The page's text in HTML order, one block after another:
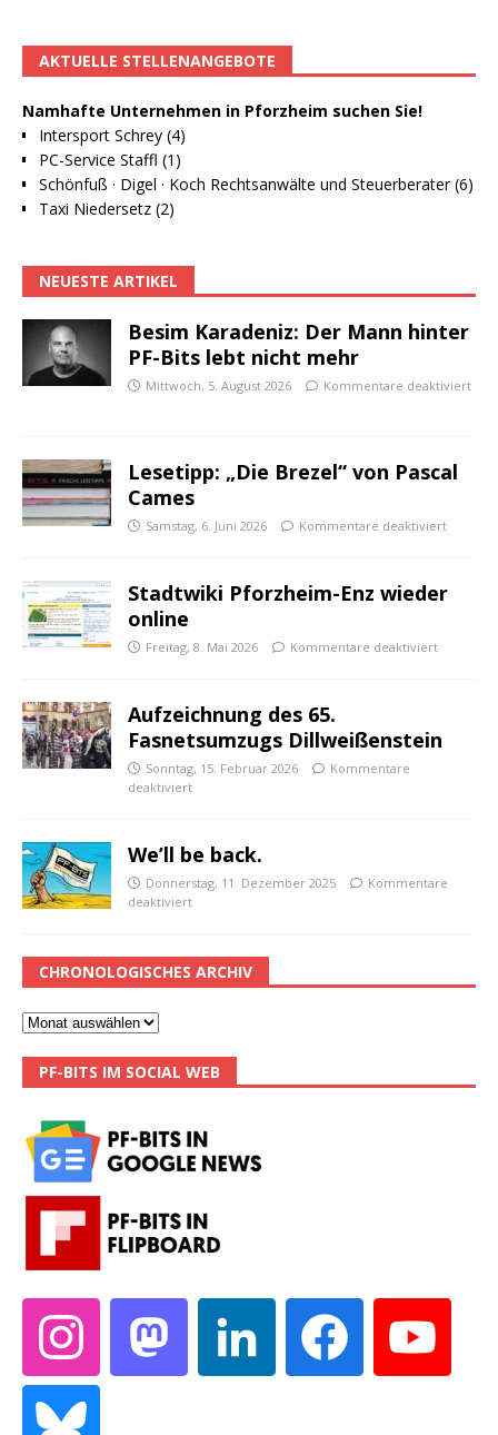
AKTUELLE STELLENANGEBOTE
Namhafte Unternehmen in Pforzheim suchen Sie!
Intersport Schrey (4)
PC-Service Staffl (1)
Schönfuß · Digel · Koch Rechtsanwälte und Steuerberater (6)
Taxi Niedersetz (2)
NEUESTE ARTIKEL
Besim Karadeniz: Der Mann hinter
PF-Bits lebt nicht mehr
Mittwoch, 5. August 2026 Kommentare deaktiviert
Lesetipp: „Die Brezel“ von Pascal
Cames
Samstag, 6. Juni 2026 Kommentare deaktiviert
Stadtwiki Pforzheim-Enz wieder
online
Freitag, 8. Mai 2026 Kommentare deaktiviert
Aufzeichnung des 65.
Fasnetsumzugs Dillweißenstein
Sonntag, 15. Februar 2026
Kommentare
deaktiviert
We’ll be back.
Donnerstag, 11. Dezember 2025
Kommentare
deaktiviert
CHRONOLOGISCHES ARCHIV
PF-BITS IM SOCIAL WEB